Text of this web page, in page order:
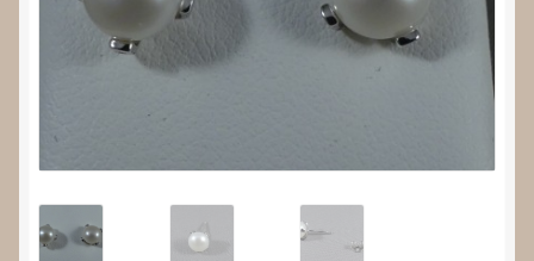
Submenu
uitvouwen